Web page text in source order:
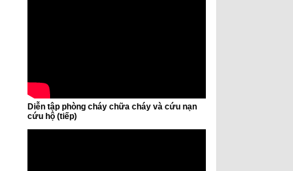
Diễn tập phòng cháy chữa cháy và cứu nạn
cứu hộ (tiếp)